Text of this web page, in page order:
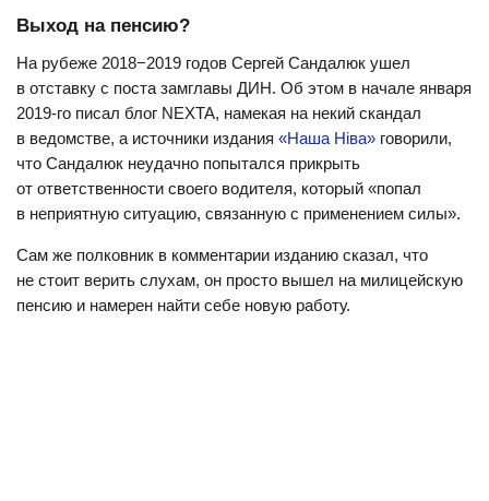
Выход на пенсию?
На рубеже 2018−2019 годов Сергей Сандалюк ушел
в отставку с поста замглавы ДИН. Об этом в начале января
2019-го писал блог NEXTA, намекая на некий скандал
в ведомстве, а источники издания «Наша Ніва» говорили,
что Сандалюк неудачно попытался прикрыть
от ответственности своего водителя, который «попал
в неприятную ситуацию, связанную с применением силы».
Сам же полковник в комментарии изданию сказал, что
не стоит верить слухам, он просто вышел на милицейскую
пенсию и намерен найти себе новую работу.